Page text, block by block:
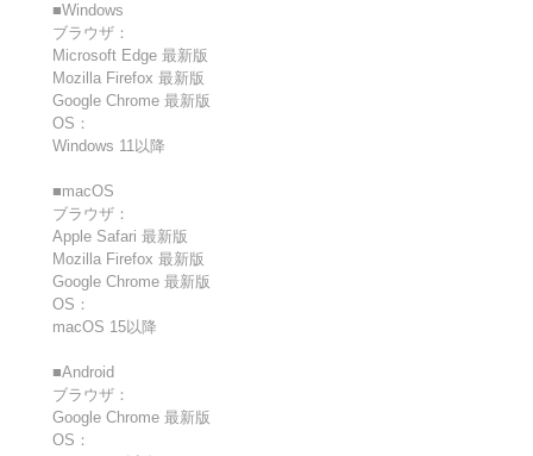
■Windows
ブラウザ：
Microsoft Edge 最新版
Mozilla Firefox 最新版
Google Chrome 最新版
OS：
Windows 11以降
■macOS
ブラウザ：
Apple Safari 最新版
Mozilla Firefox 最新版
Google Chrome 最新版
OS：
macOS 15以降
■Android
ブラウザ：
Google Chrome 最新版
OS：